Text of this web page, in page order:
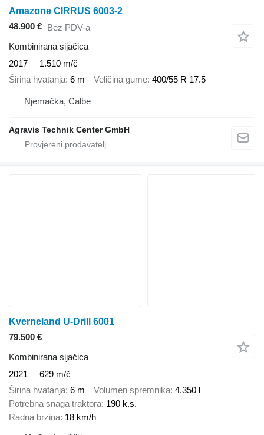
Amazone CIRRUS 6003-2
48.900 € Bez PDV-a
Kombinirana sijačica
2017
1.510 m/č
Širina hvatanja 6 m Veličina gume 400/55 R 17.5
Njemačka, Calbe
Agravis Technik Center GmbH
Kverneland U-Drill 6001
79.500 €
Kombinirana sijačica
2021
629 m/č
Širina hvatanja 6 m Volumen spremnika 4.350 l
Potrebna snaga traktora 190 k.s.
Radna brzina 18 km/h